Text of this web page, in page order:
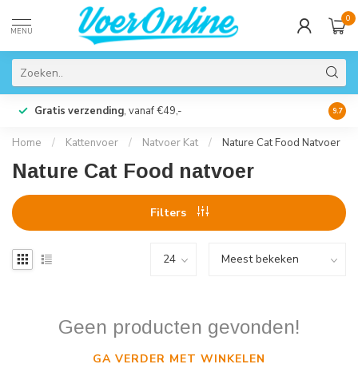
MENU
0
Gratis verzending, vanaf €49,- 9.7
Home / Kattenvoer / Natvoer Kat / Nature Cat Food Natvoer
Nature Cat Food natvoer
Filters
Geen producten gevonden!
GA VERDER MET WINKELEN